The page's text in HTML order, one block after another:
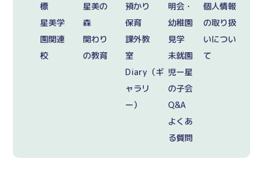
標
星美学
園関連
校
星美の
森
関わり
の教育
預かり
保育
課外教
室
Diary（ギ
ャラリ
ー）
明会・
幼稚園
見学
未就園
児ー星
の子会
Q&A
よくあ
る質問
個人情報
の取り扱
いについ
て